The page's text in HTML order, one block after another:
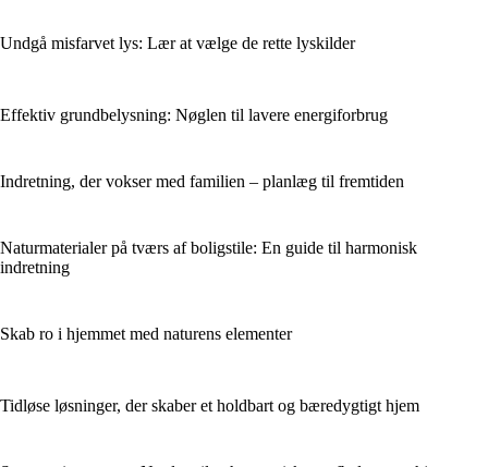
Undgå misfarvet lys: Lær at vælge de rette lyskilder
Effektiv grundbelysning: Nøglen til lavere energiforbrug
Indretning, der vokser med familien – planlæg til fremtiden
Naturmaterialer på tværs af boligstile: En guide til harmonisk
indretning
Skab ro i hjemmet med naturens elementer
Tidløse løsninger, der skaber et holdbart og bæredygtigt hjem